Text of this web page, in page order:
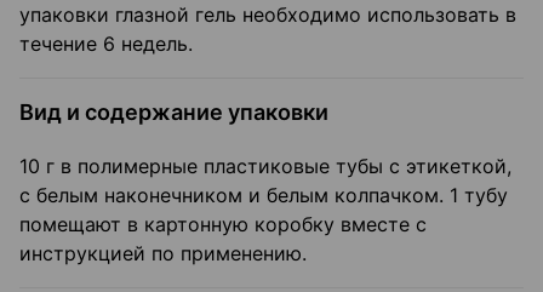
упаковки глазной гель необходимо использовать в
течение 6 недель.
Вид и содержание упаковки
10 г в полимерные пластиковые тубы с этикеткой,
с белым наконечником и белым колпачком. 1 тубу
помещают в картонную коробку вместе с
инструкцией по применению.